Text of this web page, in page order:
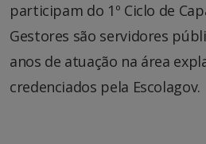
participam do 1º Ciclo de
Gestores são servidores
anos de atuação na área
credenciados pela Escolagov.